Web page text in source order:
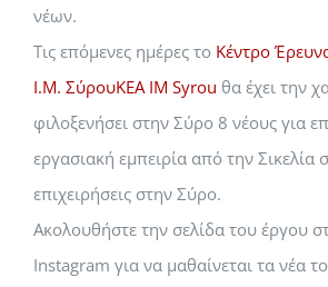
νέων.
Τις επόμενες ημέρες το Κέντρο
Ι.Μ. ΣύρουKEA IM Syrou θα έχει την
φιλοξενήσει στην Σύρο 8 νέους για
εργασιακή εμπειρία από την Σικελία
επιχειρήσεις στην Σύρο.
Ακολουθήστε την σελίδα του έργου
Instagram για να μαθαίνεται τα νέα